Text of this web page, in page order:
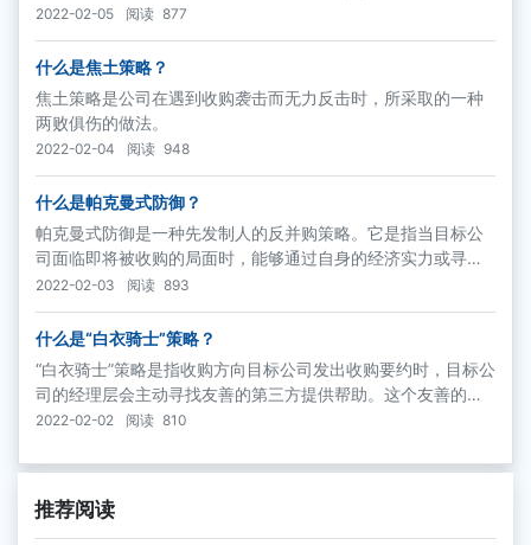
制度
2022-02-05 阅读 877
什么是焦土策略？
焦土策略是公司在遇到收购袭击而无力反击时，所采取的一种
两败俱伤的做法。
2022-02-04 阅读 948
什么是帕克曼式防御？
帕克曼式防御是一种先发制人的反并购策略。它是指当目标公
司面临即将被收购的局面时，能够通过自身的经济实力或寻
找“白衣骑士”，变防御为进攻，购买收购方的股票，使对方从进
攻者变成防御者，以扭转不利的局面。
2022-02-03 阅读 893
什么是“白衣骑士”策略？
“白衣骑士”策略是指收购方向目标公司发出收购要约时，目标公
司的经理层会主动寻找友善的第三方提供帮助。这个友善的第
三方必须有相当的经济实力，并且与目标公司关系密切，愿意
公司。
2022-02-02 阅读 810
推荐阅读